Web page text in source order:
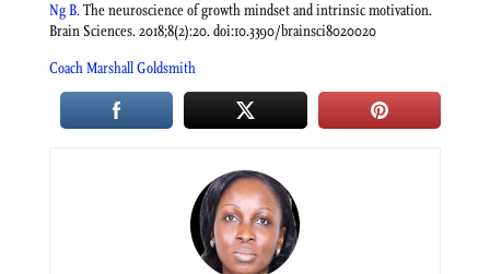
Ng B.The neuroscience of growth mindset and intrinsic motivation.
Brain Sciences. 2018;8(2):20. doi:10.3390/brainsci8020020
Coach Marshall Goldsmith